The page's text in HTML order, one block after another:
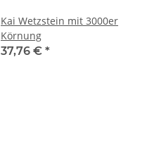
Kai Wetzstein mit 3000er
Körnung
37,76 € *